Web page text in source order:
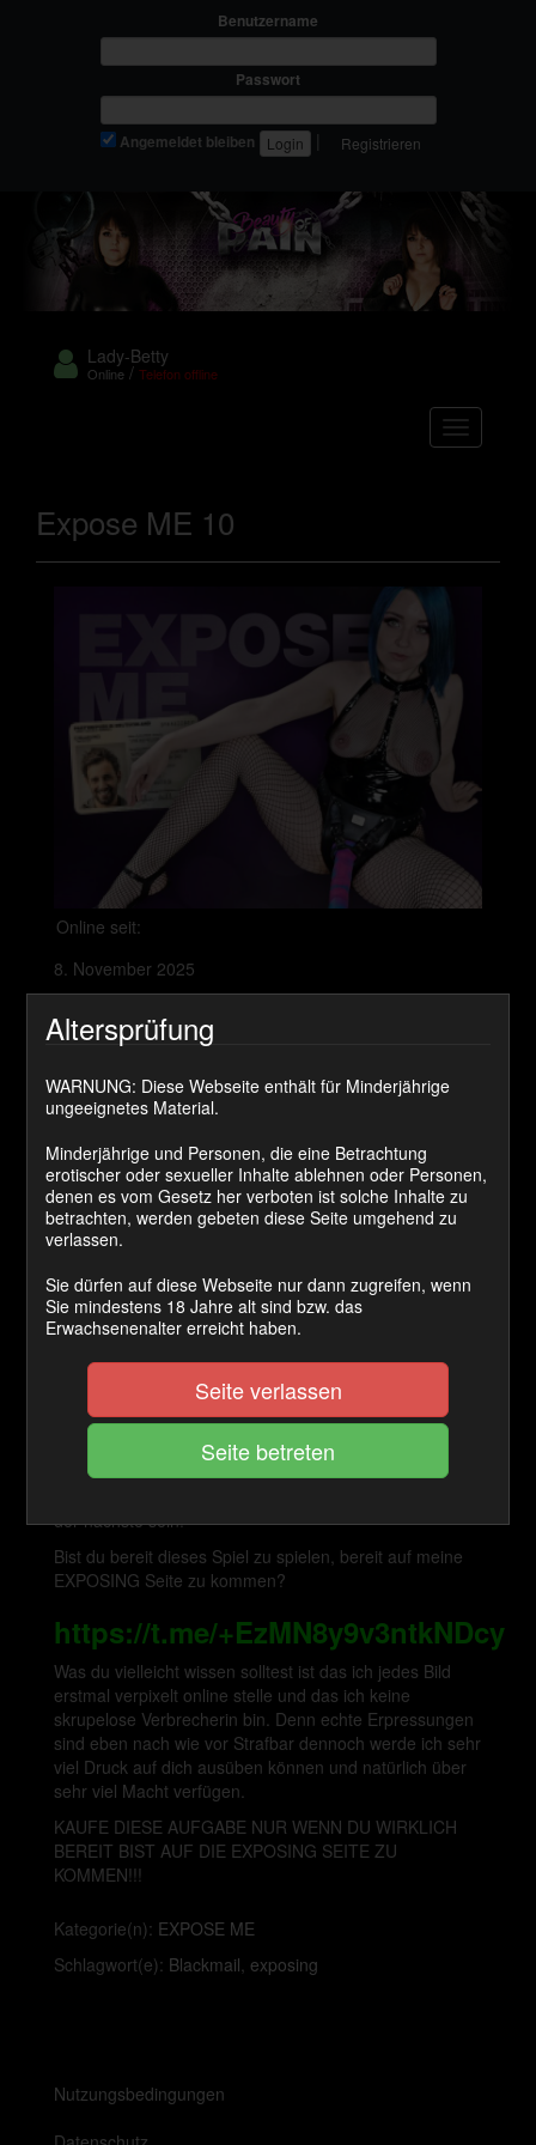
Benutzername
Passwort
Angemeldet bleiben Registrieren
Lady-Betty
Online /Telefon offline
Expose ME 10
Online seit:
8. November 2025
Sofort Download
Preis:
Cashback Ø:
50 Coins
JETZT KAUFEN
„Blackmailen sie mich Lady “
„Ich möchte das sie mich in der Hand haben “
„Kontrollieren sie mich“
Nur einige von vielen Sätzen die ich öfters in meinem
der nächste sein!
Bist du bereit dieses Spiel zu spielen, bereit auf meine
EXPOSING Seite zu kommen?
https://t.me/+EzMN8y9v3ntkNDcy
Was du vielleicht wissen solltest ist das ich jedes Bild
erstmal verpixelt online stelle und das ich keine
skrupelose Verbrecherin bin. Denn echte Erpressungen
sind eben nach wie vor Strafbar dennoch werde ich sehr
viel Druck auf dich ausüben können und natürlich über
sehr viel Macht verfügen.
KAUFE DIESE AUFGABE NUR WENN DU WIRKLICH
BEREIT BIST AUF DIE EXPOSING SEITE ZU
KOMMEN!!!
Kategorie(n): EXPOSE ME
Schlagwort(e): Blackmail exposing
Nutzungsbedingungen
Altersprüfung
WARNUNG: Diese Webseite enthält für Minderjährige
ungeeignetes Material.
Minderjährige und Personen, die eine Betrachtung
erotischer oder sexueller Inhalte ablehnen oder Personen,
denen es vom Gesetz her verboten ist solche Inhalte zu
betrachten, werden gebeten diese Seite umgehend zu
verlassen.
Sie dürfen auf diese Webseite nur dann zugreifen, wenn
Sie mindestens 18 Jahre alt sind bzw. das
Erwachsenenalter erreicht haben.
Seite verlassen